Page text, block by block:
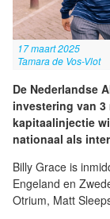
17 maart 2025
Tamara de Vos-Vlot
De Nederlandse
investering van
kapitaalinjectie
nationaal als
Billy Grace is
Engeland en
Otrium, Matt